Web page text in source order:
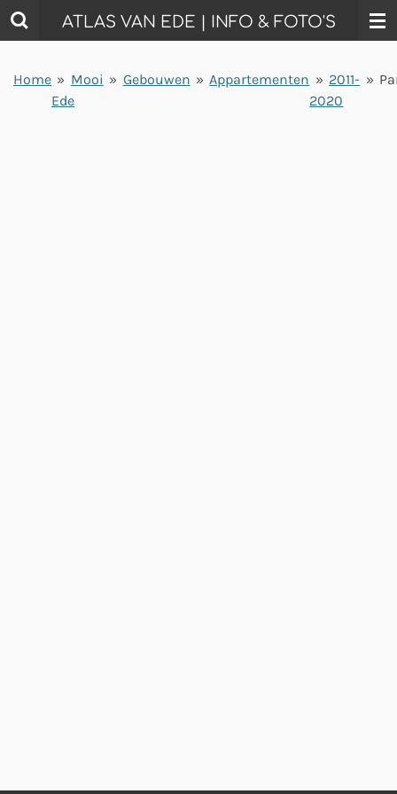
Ga
direct
de
hoofdinhoud
ATLAS VAN EDE | INFO & FOTO'S
Home » Mooi
Ede
» Gebouwen » Appartementen » 2011-
2020
»